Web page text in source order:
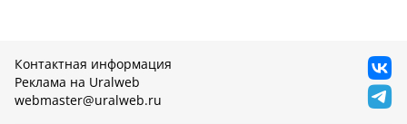
Контактная информация
Реклама на Uralweb
webmaster@uralweb.ru